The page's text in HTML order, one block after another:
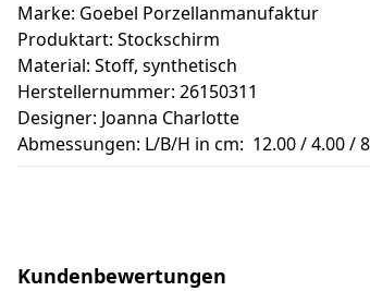
Marke: Goebel Porzellanmanufaktur
Produktart: Stockschirm
Material: Stoff, synthetisch
Herstellernummer: 26150311
Designer: Joanna Charlotte
Abmessungen: L/B/H in cm: 12.00 / 4.00 /
Kundenbewertungen